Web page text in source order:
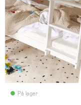
På lager